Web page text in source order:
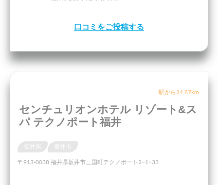
口コミをご投稿する
駅から24.87km
センチュリオンホテル リゾート&ス
パ テクノポート福井
坂井市
〒913-0038 福井県坂井市三国町テクノポート2−1−33